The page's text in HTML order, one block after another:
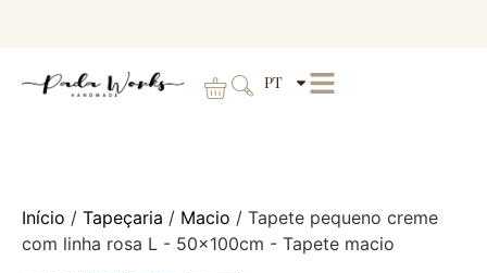
PT
Início / Tapeçaria / Macio / Tapete pequeno creme
com linha rosa L - 50x100cm - Tapete macio